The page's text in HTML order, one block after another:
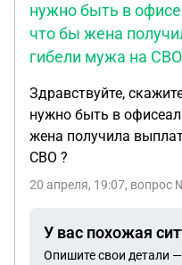
нужно быть в
что бы жена
гибели мужа на
Здравствуйте,
нужно быть в
жена получила
СВО ?
20 апреля, 19:07, вопрос
У вас похожая
Опишите свои детали